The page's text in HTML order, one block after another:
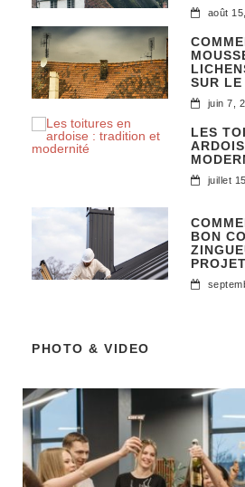
août
SUR
juin 7,
LES
juillet
BON
PHOTO & VIDEO